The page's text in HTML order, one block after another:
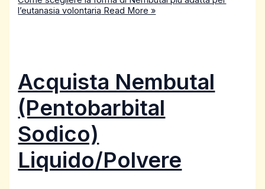
l’eutanasia volontaria Read More »
Acquista Nembutal
(Pentobarbital
Sodico)
Liquido/Polvere